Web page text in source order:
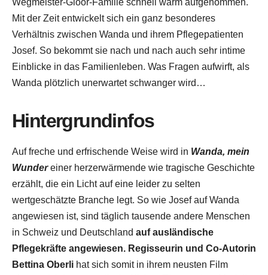
Mit der Zeit entwickelt sich ein ganz besonderes
Verhältnis zwischen Wanda und ihrem Pflegepatienten
Josef. So bekommt sie nach und nach auch sehr intime
Einblicke in das Familienleben. Was Fragen aufwirft, als
Wanda plötzlich unerwartet schwanger wird…
Hintergrundinfos
Auf freche und erfrischende Weise wird in Wanda, mein
Wundereiner herzerwärmende wie tragische Geschichte
erzählt, die ein Licht auf eine leider zu selten
wertgeschätzte Branche legt. So wie Josef auf Wanda
angewiesen ist, sind täglich tausende andere Menschen
in Schweiz und Deutschland auf ausländische
Pflegekräfte angewiesen. Regisseurin und Co-Autorin
Bettina Oberli hat sich somit in ihrem neusten Film